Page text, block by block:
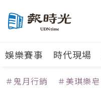
娛樂賽事 時代現場
＃鬼月行銷 ＃美琪樂皂